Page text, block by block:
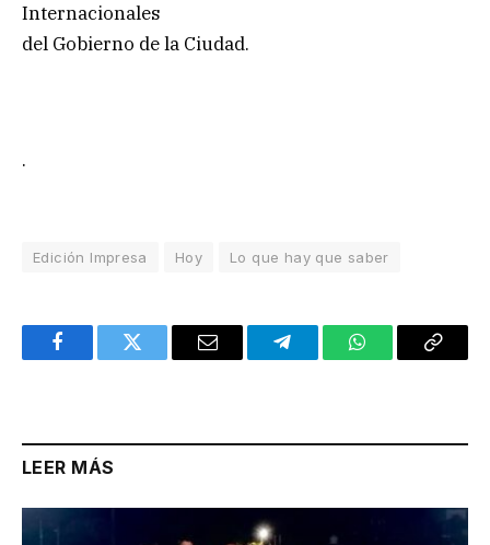
Internacionales
del Gobierno de la Ciudad.
.
Edición Impresa Hoy Lo que hay que saber
FacebookTwitter Email TelegramWhatsAppCopy
LEER MÁS